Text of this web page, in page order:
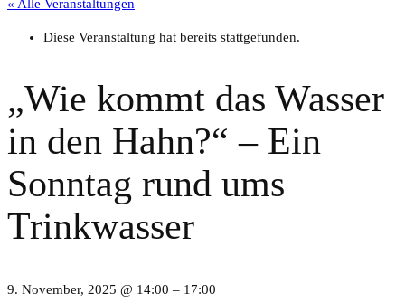
« Alle Veranstaltungen
Diese Veranstaltung hat bereits stattgefunden.
„Wie kommt das Wasser
in den Hahn?“ – Ein
Sonntag rund ums
Trinkwasser
9. November, 2025 @ 14:00 – 17:00